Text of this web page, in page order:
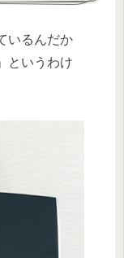
いるんだか
というわけ